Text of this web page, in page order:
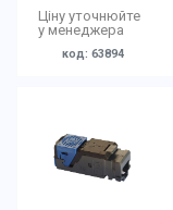
Ціну уточнюйте
у менеджера
код: 63894